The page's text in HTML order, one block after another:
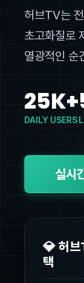
허브TV는
초고화질로
열광적인 순
25K+
DAILY USERS
실시
💎 허브
택